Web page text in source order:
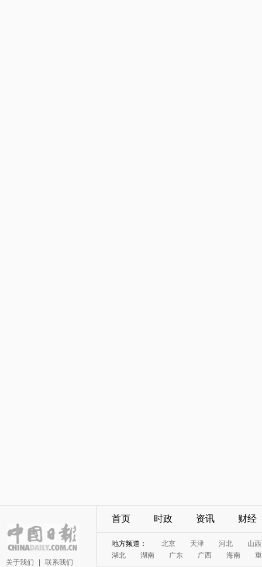
关于我们 联系我们
首页 时政 资讯 财经
地方频道： 北京 天津 河北
山西
湖北
湖南 广东 广西 海南